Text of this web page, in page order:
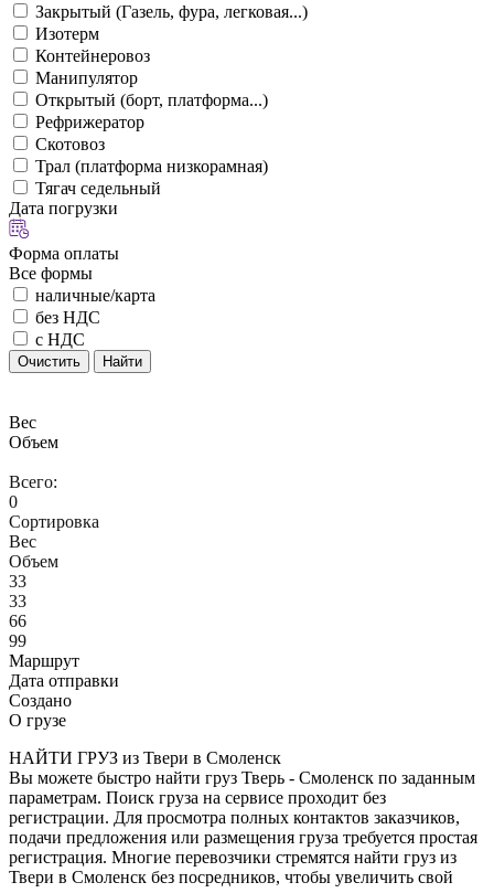
Закрытый (Газель, фура, легковая...)
Изотерм
Контейнеровоз
Манипулятор
Открытый (борт, платформа...)
Рефрижератор
Скотовоз
Трал (платформа низкорамная)
Тягач седельный
Дата погрузки
Форма оплаты
Все формы
наличные/карта
без НДС
с НДС
Очистить Найти
Вес
Объем
Всего:
0
Сортировка
Вес
Объем
33
33
66
99
Маршрут
Дата отправки
Создано
О грузе
НАЙТИ ГРУЗ из Твери в Смоленск
Вы можете быстро найти груз Тверь - Смоленск по заданным
параметрам. Поиск груза на сервисе проходит без
регистрации. Для просмотра полных контактов заказчиков,
подачи предложения или размещения груза требуется простая
регистрация. Многие перевозчики стремятся найти груз из
Твери в Смоленск без посредников, чтобы увеличить свой